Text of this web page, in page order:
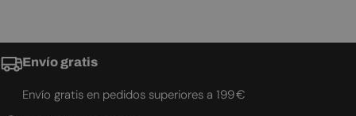
Envío gratis
Envío gratis en pedidos superiores a 199 €